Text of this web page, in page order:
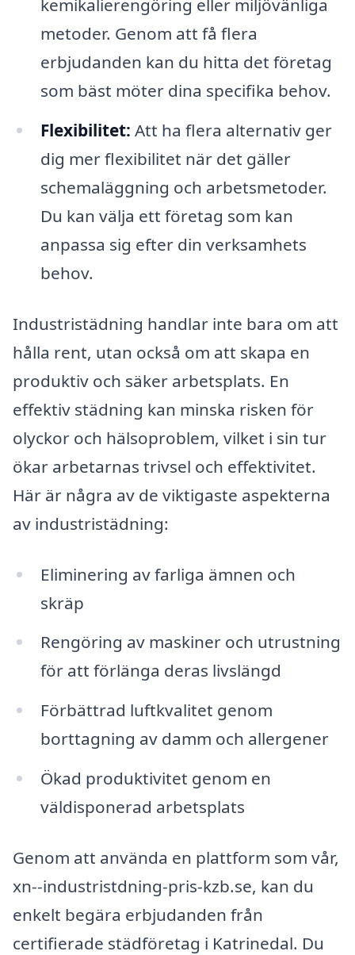
kemikalierengöring eller miljövänliga
metoder. Genom att få flera
erbjudanden kan du hitta det företag
som bäst möter dina specifika behov.
Flexibilitet: Att ha flera alternativ ger
dig mer flexibilitet när det gäller
schemaläggning och arbetsmetoder.
Du kan välja ett företag som kan
anpassa sig efter din verksamhets
behov.
Industristädning handlar inte bara om att
hålla rent, utan också om att skapa en
produktiv och säker arbetsplats. En
effektiv städning kan minska risken för
olyckor och hälsoproblem, vilket i sin tur
ökar arbetarnas trivsel och effektivitet.
Här är några av de viktigaste aspekterna
av industristädning:
Eliminering av farliga ämnen och
skräp
Rengöring av maskiner och utrustning
för att förlänga deras livslängd
Förbättrad luftkvalitet genom
borttagning av damm och allergener
Ökad produktivitet genom en
väldisponerad arbetsplats
Genom att använda en plattform som vår,
xn--industristdning-pris-kzb.se, kan du
enkelt begära erbjudanden från
certifierade städföretag i Katrinedal. Du